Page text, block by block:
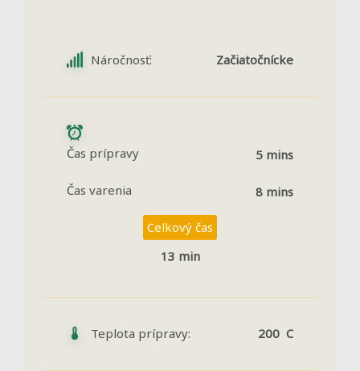
Náročnosť: Začiatočnícke
Čas prípravy 5 mins
Čas varenia 8 mins
Celkový čas
13 min
Teplota prípravy: 200 C